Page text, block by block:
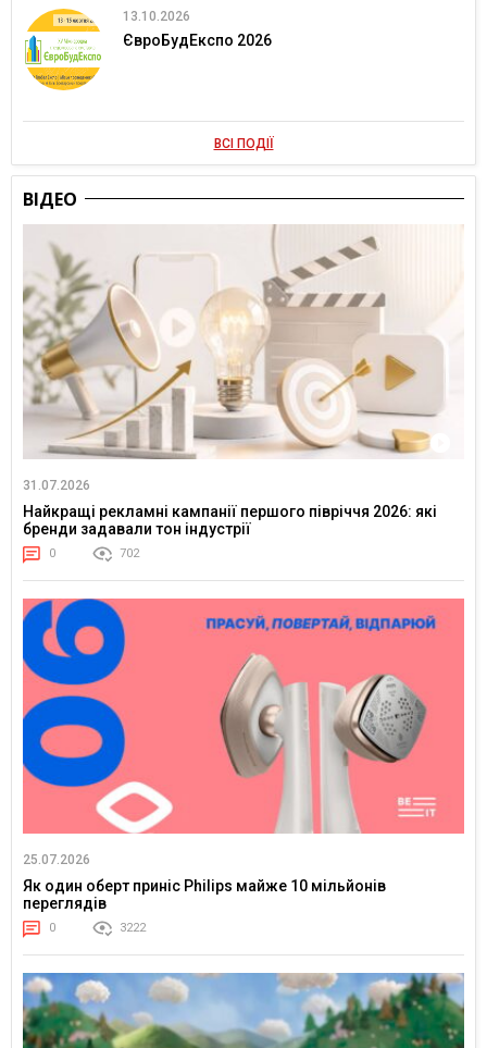
13.10.2026
ЄвроБудЕкспо 2026
ВСІ ПОДІЇ
ВІДЕО
31.07.2026
Найкращі рекламні кампанії першого півріччя 2026: які
бренди задавали тон індустрії
0 702
25.07.2026
Як один оберт приніс Philips майже 10 мільйонів
переглядів
0 3222